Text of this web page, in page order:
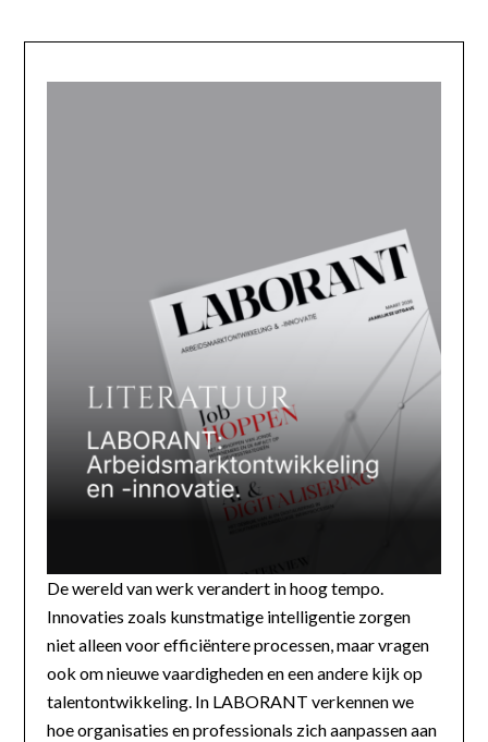
De wereld van werk verandert in hoog tempo.
Innovaties zoals kunstmatige intelligentie zorgen
niet alleen voor efficiëntere processen, maar vragen
ook om nieuwe vaardigheden en een andere kijk op
talentontwikkeling. In LABORANT verkennen we
hoe organisaties en professionals zich aanpassen aan